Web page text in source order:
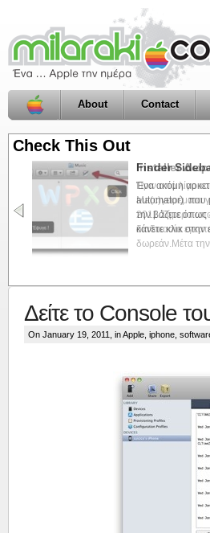
About Contact
Check This Out
Finder
Ένα ακόμη
automator) που
την βάζετε
κάνετε κλικ
Δείτε το Console
On January 19, 2011, inApple iphone